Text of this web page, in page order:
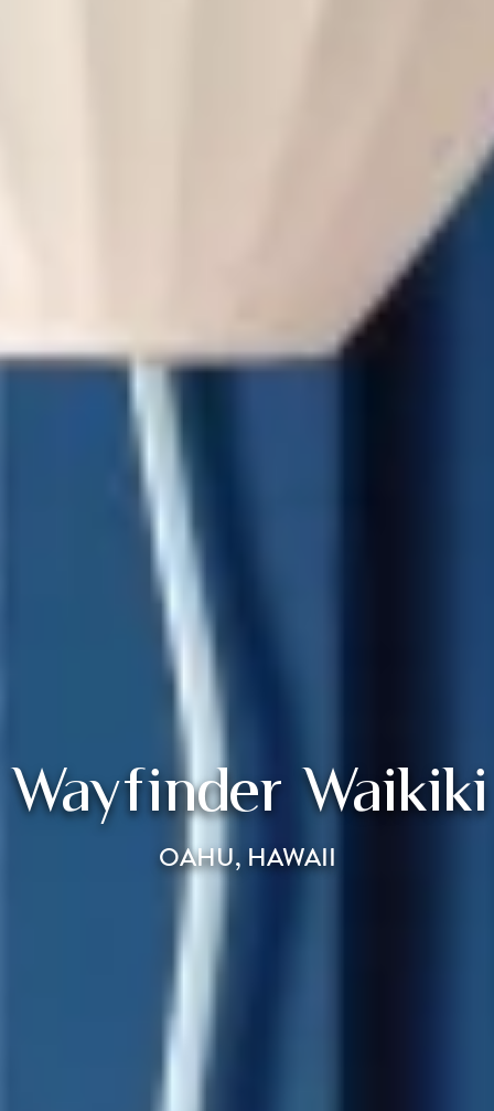
Wayfinder Waikiki
OAHU, HAWAII